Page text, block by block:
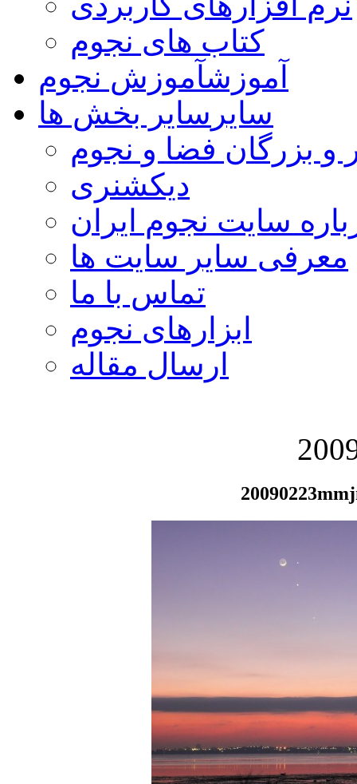
کتاب های نجوم
آموزشآموزش نجوم
سایر سایر بخش ها
و بزرگان فضا و نجوم
دیکشنری
سایت نجوم ایران
معرفی سایر سایت ها
تماس با ما
ابزارهای نجوم
ارسال مقاله